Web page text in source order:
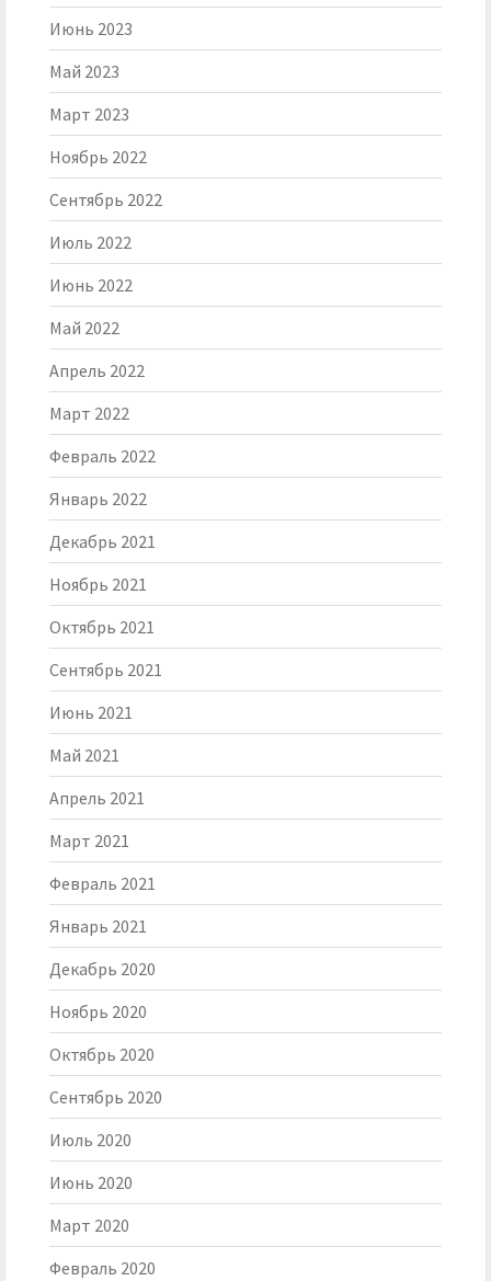
Июнь 2023
Май 2023
Март 2023
Ноябрь 2022
Сентябрь 2022
Июль 2022
Июнь 2022
Май 2022
Апрель 2022
Март 2022
Февраль 2022
Январь 2022
Декабрь 2021
Ноябрь 2021
Октябрь 2021
Сентябрь 2021
Июнь 2021
Май 2021
Апрель 2021
Март 2021
Февраль 2021
Январь 2021
Декабрь 2020
Ноябрь 2020
Октябрь 2020
Сентябрь 2020
Июль 2020
Июнь 2020
Март 2020
Февраль 2020